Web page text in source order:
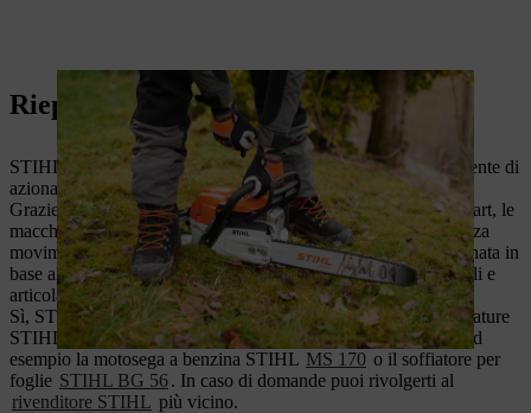
Riepilogo: STIHL ElastoStart
STIHL ElastoStart è un tipo di impugnatura speciale che consente di
azionare facilmente le macchine con fune di avviamento.
Grazie al sistema di smorzamento integrato di STIHL ElastoStart, le
macchine con fune di avviamento possono essere azionate senza
movimenti bruschi. Il sistema assorbe e rilascia una forza alternata in
base all'andamento della compressione, e protegge così muscoli e
articolazioni.
Sì, STIHL Ergostart è installabile a posteriori su alcune attrezzature
STIHL con il kit apposito. Tra i modelli compatibili figurano ad
esempio la motosega a benzina STIHL MS 170 o il soffiatore per
foglie STIHL BG 56. In caso di domande puoi rivolgerti al
rivenditore STIHL più vicino.